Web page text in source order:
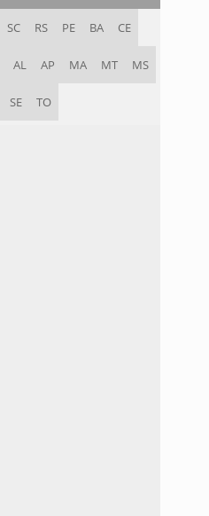
SC RS PE BA CE
AL AP MA MT MS
SE TO